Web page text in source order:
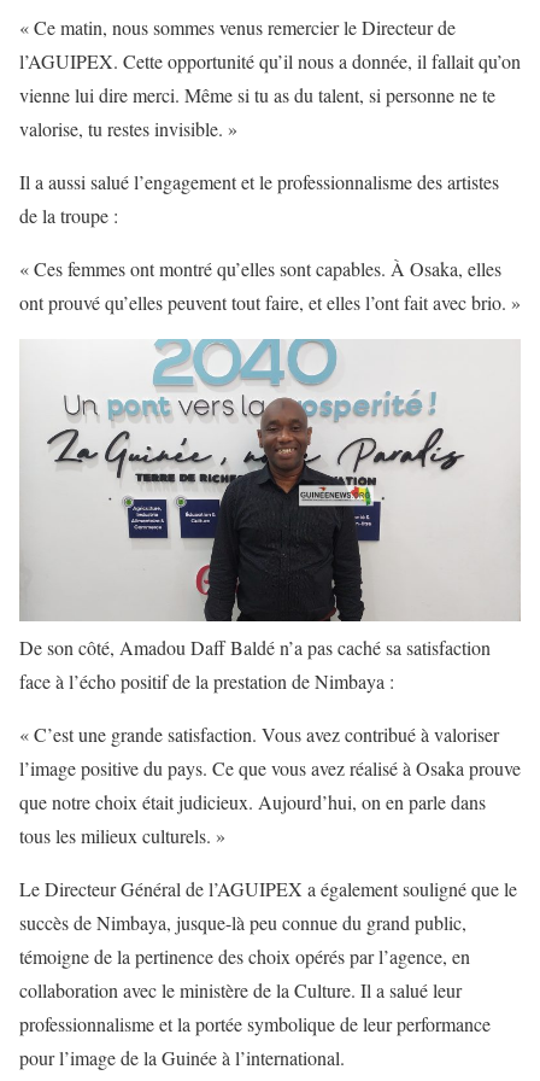
« Ce matin, nous sommes venus remercier le Directeur de
l’AGUIPEX. Cette opportunité qu’il nous a donnée, il fallait qu’on
vienne lui dire merci. Même si tu as du talent, si personne ne te
valorise, tu restes invisible. »
Il a aussi salué l’engagement et le professionnalisme des artistes
de la troupe :
« Ces femmes ont montré qu’elles sont capables. À Osaka, elles
ont prouvé qu’elles peuvent tout faire, et elles l’ont fait avec brio. »
De son côté, Amadou Daff Baldé n’a pas caché sa satisfaction
face à l’écho positif de la prestation de Nimbaya :
« C’est une grande satisfaction. Vous avez contribué à valoriser
l’image positive du pays. Ce que vous avez réalisé à Osaka prouve
que notre choix était judicieux. Aujourd’hui, on en parle dans
tous les milieux culturels. »
Le Directeur Général de l’AGUIPEX a également souligné que le
succès de Nimbaya, jusque-là peu connue du grand public,
témoigne de la pertinence des choix opérés par l’agence, en
collaboration avec le ministère de la Culture. Il a salué leur
professionnalisme et la portée symbolique de leur performance
pour l’image de la Guinée à l’international.